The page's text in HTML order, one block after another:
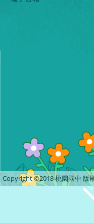
Copyright ©2018 桃園國中 版